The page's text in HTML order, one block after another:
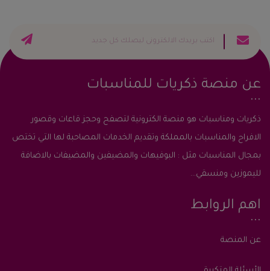
عن منصة ذكريات للمناسبات
ذكريات ومناسبات هو منصة الكترونية لتصفح وحجز قاعات وقصور
الافراح والمناسبات بالمملكة وتقديم الخدمات المصاحبة لها التي تختص
بمجال المناسبات مثل : البوفيهات والمضيفين والمضيفات بالاضافة
لليموزين ومنسقي...
اهم الروابط
عن المنصة